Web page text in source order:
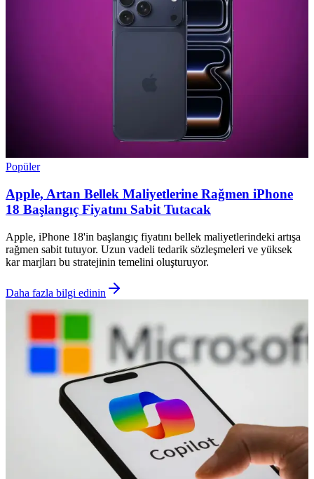
Popüler
Apple, Artan Bellek Maliyetlerine Rağmen iPhone
18 Başlangıç Fiyatını Sabit Tutacak
Apple, iPhone 18'in başlangıç fiyatını bellek maliyetlerindeki artışa
rağmen sabit tutuyor. Uzun vadeli tedarik sözleşmeleri ve yüksek
kar marjları bu stratejinin temelini oluşturuyor.
Daha fazla bilgi edinin